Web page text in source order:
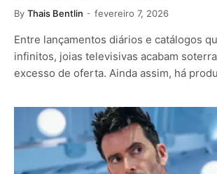
By Thais Bentlin fevereiro 7, 2026
Entre lançamentos diários e catálogos
infinitos, joias televisivas acabam
excesso de oferta. Ainda assim, há